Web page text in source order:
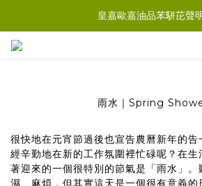
皇嘉歐嘉油品苯駢芘聲
雨水｜Spring
很快地在元宵節過後也宣告農曆新年的
經辛勤地在新的工作氛圍裡忙碌呢？在
著迎來的一個很特別的節氣是「雨水」。
濕、麻煩，但其實這天是一個很有意義的